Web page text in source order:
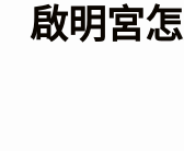
啟明宮